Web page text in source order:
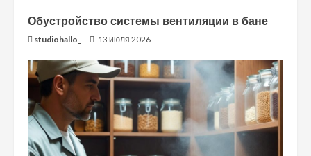
Обустройство системы вентиляции в бане
studiohallo_ 13 июля 2026